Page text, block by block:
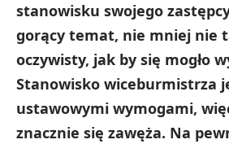
stanowisku swojego
gorący temat, nie mniej nie
oczywisty, jak by się mogło
Stanowisko wiceburmistrza
ustawowymi wymogami,
znacznie się zawęża. Na